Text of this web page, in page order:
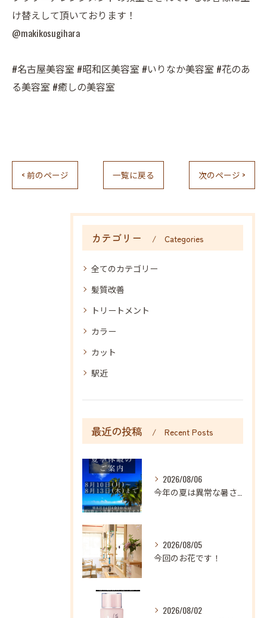
け替えして頂いております！
@makikosugihara
#名古屋美容室 #昭和区美容室 #いりなか美容室 #花のあ
る美容室 #癒しの美容室
< 前のページ 一覧に戻る 次のページ >
カテゴリー Categories
全てのカテゴリー
髪質改善
トリートメント
カラー
カット
駅近
最近の投稿 Recent Posts
2026/08/06
2026/08/05
今回のお花です！
2026/08/02